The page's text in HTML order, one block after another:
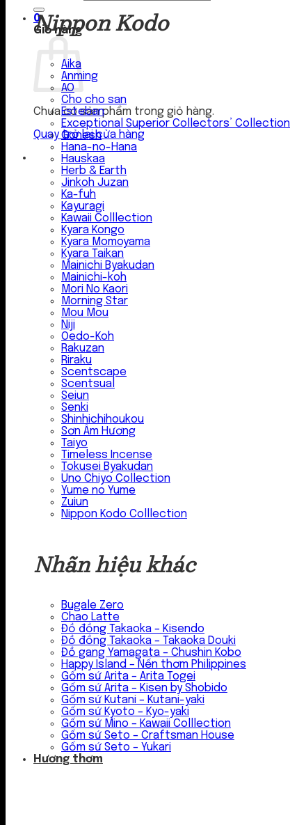
0
Giỏ hàng
Chưa có sản phẩm trong giỏ hàng.
Quay trở lại cửa hàng
Nippon Kodo
Aika
Anming
AO
Cho cho san
Esteban
Exceptional Superior Collectors’ Collection
Gonesh
Hana-no-Hana
Hauskaa
Herb & Earth
Jinkoh Juzan
Ka-fuh
Kayuragi
Kawaii Colllection
Kyara Kongo
Kyara Momoyama
Kyara Taikan
Mainichi Byakudan
Mainichi-koh
Mori No Kaori
Morning Star
Mou Mou
Niji
Oedo-Koh
Rakuzan
Riraku
Scentscape
Scentsual
Seiun
Senki
Shinhichihoukou
Sơn Âm Hương
Taiyo
Timeless Incense
Tokusei Byakudan
Uno Chiyo Collection
Yume no Yume
Zuiun
Nippon Kodo Colllection
Nhãn hiệu khác
Bugale Zero
Chao Latte
Đồ đồng Takaoka – Kisendo
Đồ đồng Takaoka – Takaoka Douki
Đồ gang Yamagata – Chushin Kobo
Happy Island – Nến thơm Philippines
Gốm sứ Arita – Arita Togei
Gốm sứ Arita – Kisen by Shobido
Gốm sứ Kutani – Kutani-yaki
Gốm sứ Kyoto – Kyo-yaki
Gốm sứ Mino – Kawaii Colllection
Gốm sứ Seto – Craftsman House
Gốm sứ Seto – Yukari
Hương thơm